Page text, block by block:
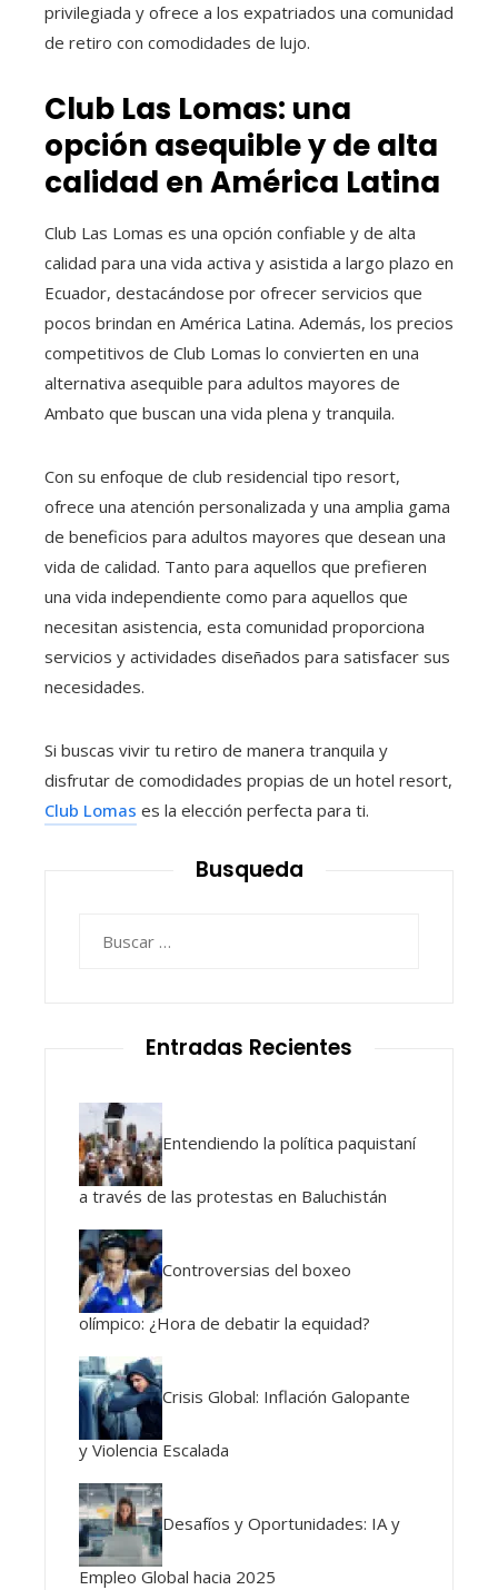
privilegiada y ofrece a los expatriados una comunidad
de retiro con comodidades de lujo.
Club Las Lomas: una
opción asequible y de alta
calidad en América Latina
Club Las Lomas es una opción confiable y de alta
calidad para una vida activa y asistida a largo plazo en
Ecuador, destacándose por ofrecer servicios que
pocos brindan en América Latina. Además, los precios
competitivos de Club Lomas lo convierten en una
alternativa asequible para adultos mayores de
Ambato que buscan una vida plena y tranquila.
Con su enfoque de club residencial tipo resort,
ofrece una atención personalizada y una amplia gama
de beneficios para adultos mayores que desean una
vida de calidad. Tanto para aquellos que prefieren
una vida independiente como para aquellos que
necesitan asistencia, esta comunidad proporciona
servicios y actividades diseñados para satisfacer sus
necesidades.
Si buscas vivir tu retiro de manera tranquila y
disfrutar de comodidades propias de un hotel resort,
Club Lomas es la elección perfecta para ti.
Busqueda
Entradas Recientes
Entendiendo la política paquistaní
a través de las protestas en Baluchistán
Controversias del boxeo
olímpico: ¿Hora de debatir la equidad?
Crisis Global: Inflación Galopante
y Violencia Escalada
Desafíos y Oportunidades: IA y
Empleo Global hacia 2025